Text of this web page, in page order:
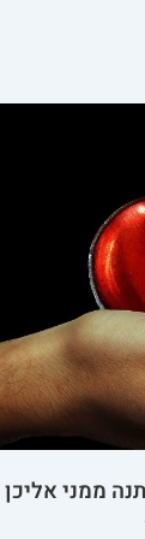
ממני אליכן